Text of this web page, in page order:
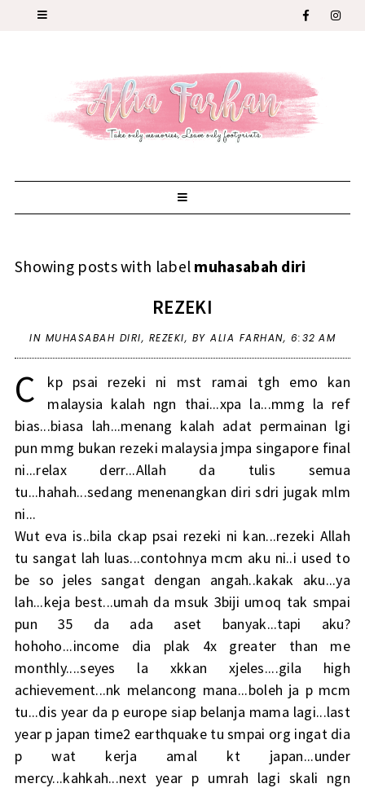
Showing posts with label muhasabah diri
REZEKI
IN MUHASABAH DIRI, REZEKI, BY ALIA FARHAN, 6:32 AM
C
kp psai rezeki ni mst ramai tgh emo kan
malaysia kalah ngn thai...xpa la...mmg la ref
bias...biasa lah...menang kalah adat permainan lgi
pun mmg bukan rezeki malaysia jmpa singapore final
ni...relax derr...Allah da tulis semua
tu...hahah...sedang menenangkan diri sdri jugak mlm
ni...
Wut eva is..bila ckap psai rezeki ni kan...rezeki Allah
tu sangat lah luas...contohnya mcm aku ni..i used to
be so jeles sangat dengan angah..kakak aku...ya
lah...keja best...umah da msuk 3biji umoq tak smpai
pun 35 da ada aset banyak...tapi aku?
hohoho...income dia plak 4x greater than me
monthly....seyes la xkkan xjeles....gila high
achievement...nk melancong mana...boleh ja p mcm
tu...dis year da p europe siap belanja mama lagi...last
year p japan time2 earthquake tu smpai org ingat dia
p wat kerja amal kt japan...under
mercy...kahkah...next year p umrah lagi skali ngn